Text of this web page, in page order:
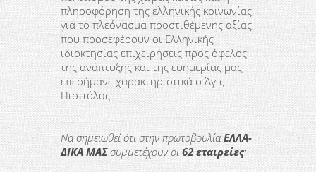
πληροφόρηση της ελληνικής κοινωνίας,
για το πλεόνασμα προστιθέμενης αξίας
που προσεφέρουν οι Eλληνικής
ιδιοκτησίας επιχειρήσεις προς όφελος
της ανάπτυξης και της ευημερίας μας,
επεσήμανε χαρακτηριστικά ο Άγις
Πιστιόλας.
Να σημειωθεί ότι στην πρωτοβουλίαΕΛΛΑ-
ΔΙΚΑ ΜΑΣσυμμετέχουν οι62 εταιρείες: